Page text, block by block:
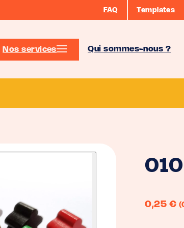
FAQ Templates
Nos services Qui sommes-nous ?
0,25 €